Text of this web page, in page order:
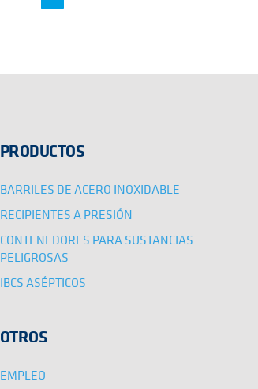
PRODUCTOS
BARRILES DE ACERO INOXIDABLE
RECIPIENTES A PRESIÓN
CONTENEDORES PARA SUSTANCIAS
PELIGROSAS
IBCS ASÉPTICOS
OTROS
EMPLEO